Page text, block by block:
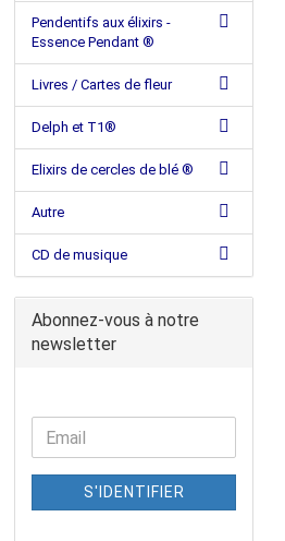
Pendentifs aux élixirs -
Essence Pendant ®
Livres / Cartes de fleur
Delph et T1®
Elixirs de cercles de blé ®
Autre
CD de musique
Abonnez-vous à notre
newsletter
S'IDENTIFIER